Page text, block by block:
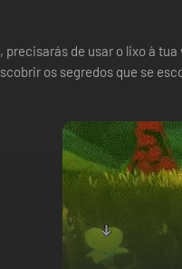
de usar o lixo à
os segredos que se